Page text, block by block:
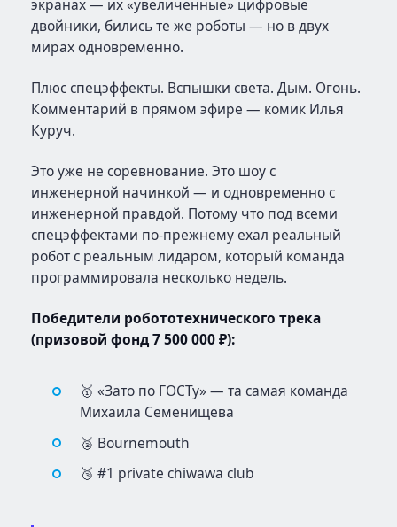
экранах — их «увеличенные» цифровые
двойники, бились те же роботы — но в двух
мирах одновременно.
Плюс спецэффекты. Вспышки света. Дым. Огонь.
Комментарий в прямом эфире — комик Илья
Куруч.
Это уже не соревнование. Это шоу с
инженерной начинкой — и одновременно с
инженерной правдой. Потому что под всеми
спецэффектами по-прежнему ехал реальный
робот с реальным лидаром, который команда
программировала несколько недель.
Победители робототехнического трека
(призовой фонд 7 500 000 ₽):
🥇 «Зато по ГОСТу» — та самая команда
Михаила Семенищева
🥈 Bournemouth
🥉 #1 private chiwawa club